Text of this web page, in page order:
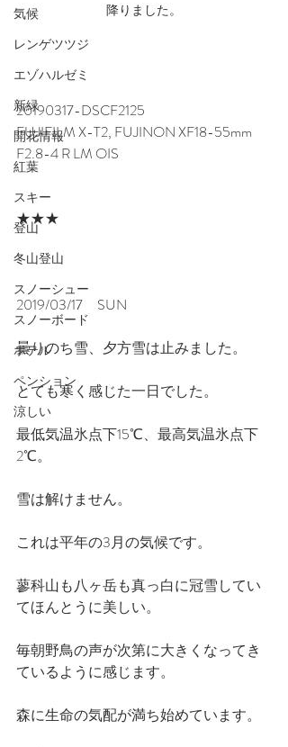
気候
レンゲツツジ
エゾハルゼミ
新緑
開花情報
紅葉
スキー
登山
冬山登山
スノーシュー
スノーボード
ホテル
ペンション
涼しい
降りました。
20190317-DSCF2125
FUJIFILM X-T2, FUJINON XF18-55mm
F2.8-4 R LM OIS
★★★
2019/03/17　SUN
曇りのち雪、夕方雪は止みました。
とても寒く感じた一日でした。
最低気温氷点下15℃、最高気温氷点下
2℃。
雪は解けません。
これは平年の3月の気候です。
蓼科山も八ヶ岳も真っ白に冠雪してい
てほんとうに美しい。
毎朝野鳥の声が次第に大きくなってき
ているように感じます。
森に生命の気配が満ち始めています。